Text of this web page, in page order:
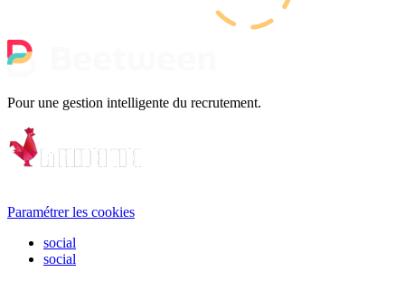
Pour une gestion intelligente du recrutement.
Paramétrer les cookies
social
social